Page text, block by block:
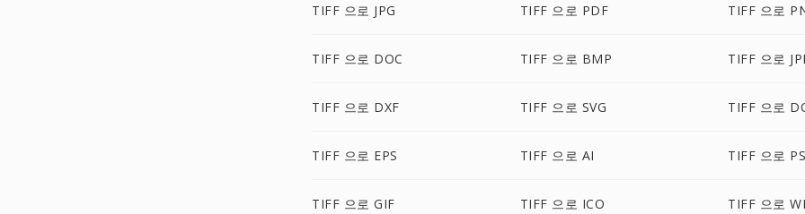
TIFF 으로 JPG TIFF 으로 PDF TIFF 으로
TIFF 으로 DOC TIFF 으로 BMP TIFF 으로
TIFF 으로 DXF TIFF 으로 SVG TIFF 으로
TIFF 으로 EPS TIFF 으로 AI TIFF 으로
TIFF 으로 GIF TIFF 으로 ICO TIFF 으로